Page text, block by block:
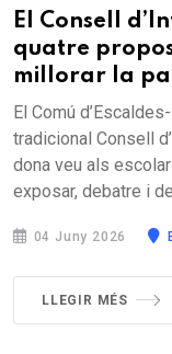
El Consell
quatre
millorar la
El Comú
tradicional Consell
dona veu als
exposar, debatre i
04 Juny 2026
LLEGIR MÉS